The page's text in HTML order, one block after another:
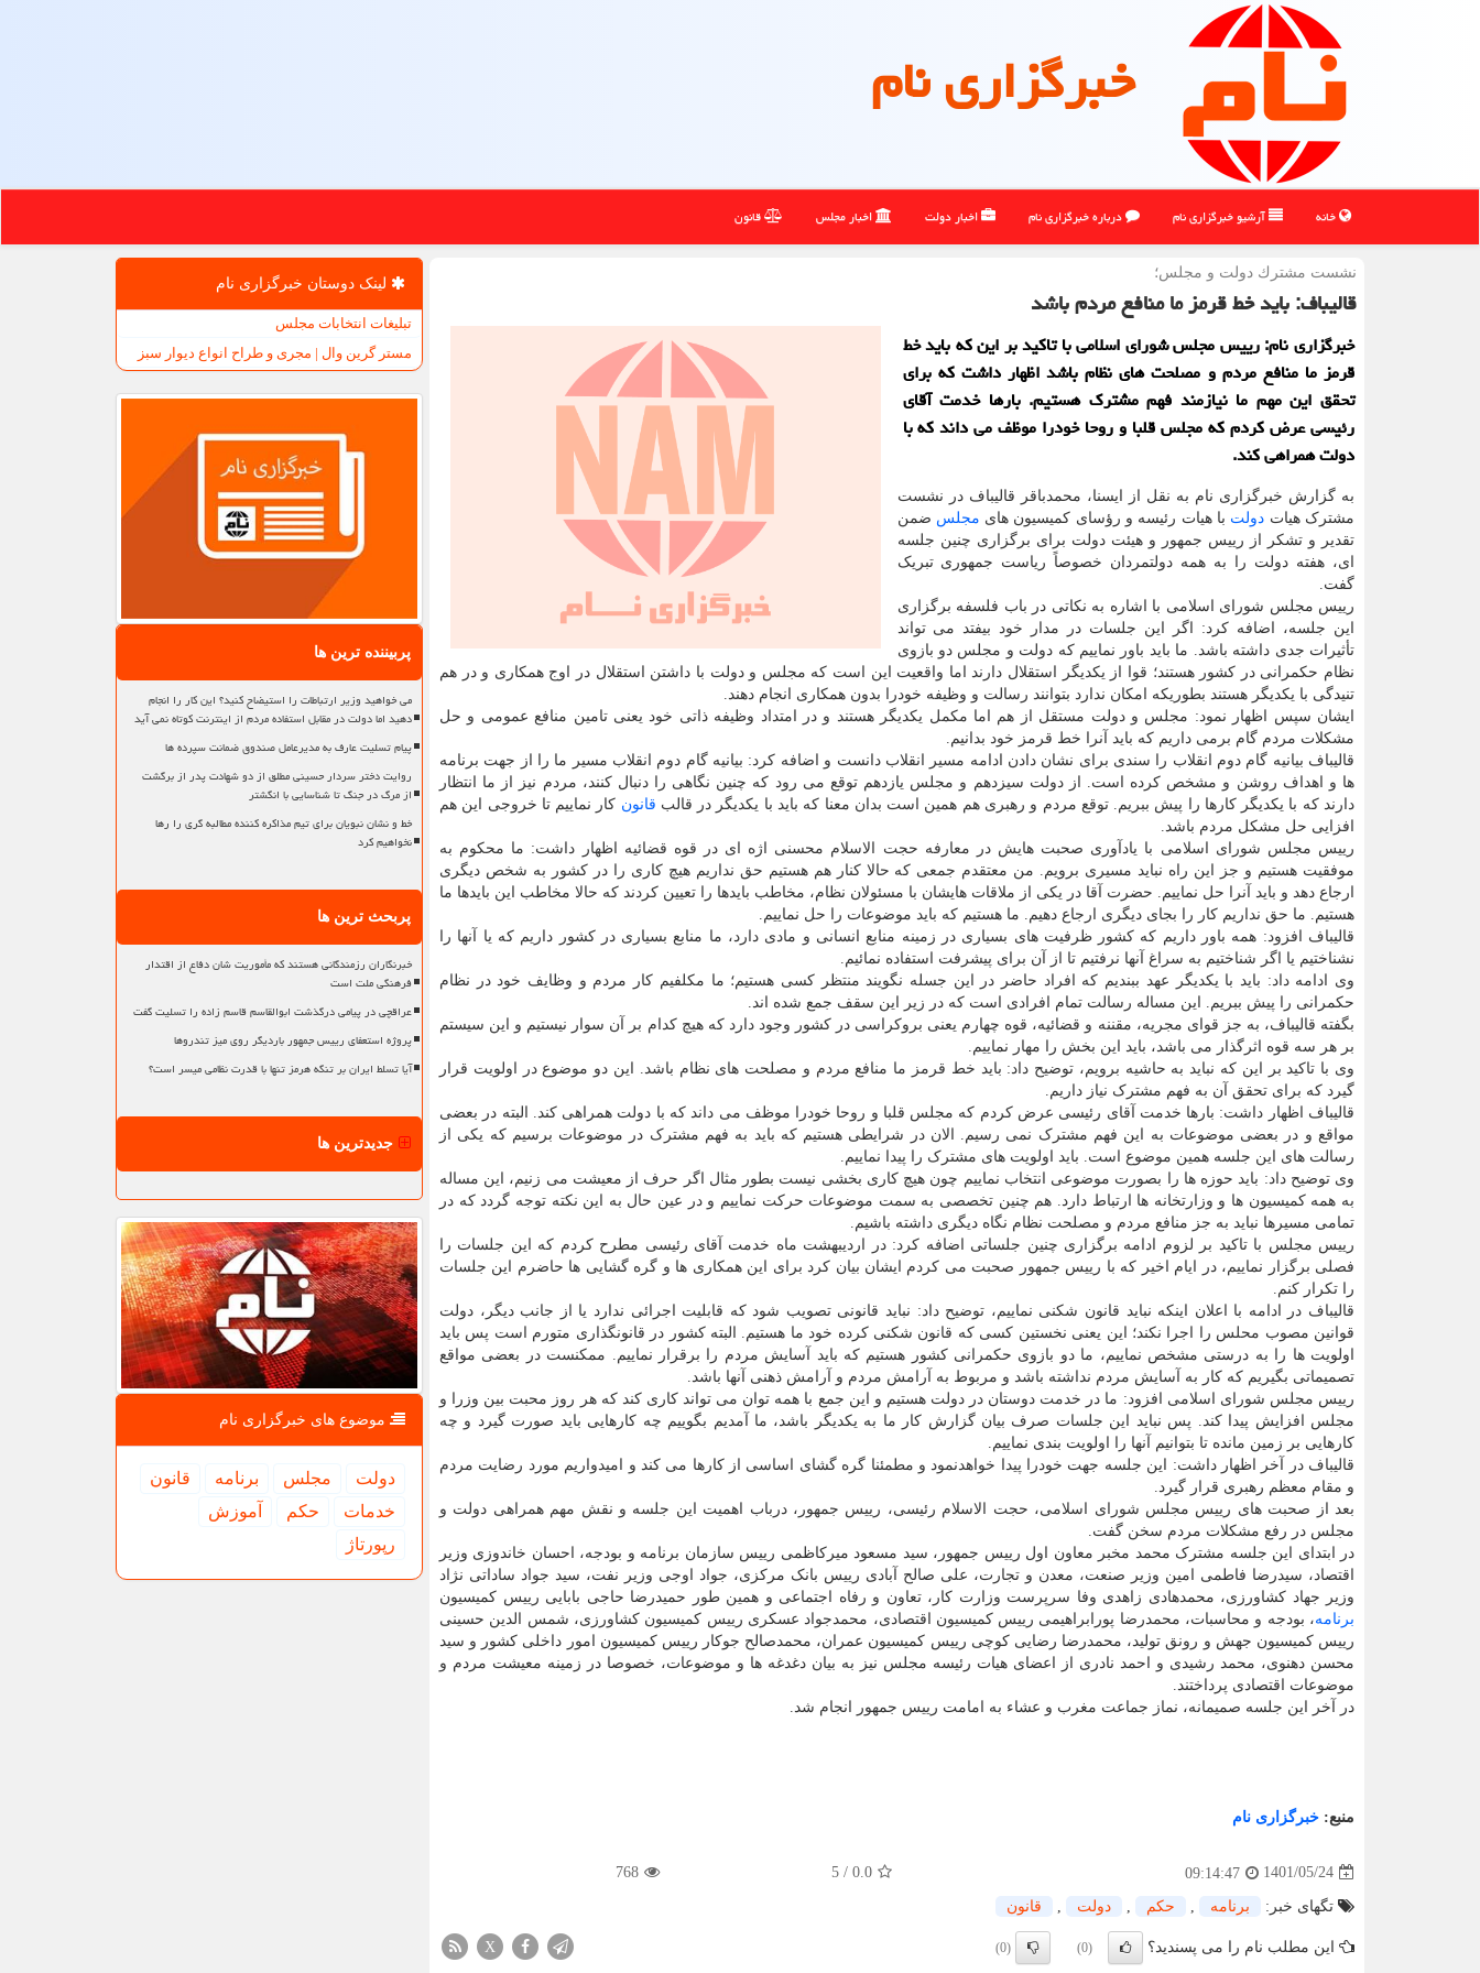
خبرگزاری نام
خانه آرشیو خبرگزاری نام درباره خبرگزاری نام اخبار دولت اخبار مجلس قانون
نشست مشترك دولت و مجلس؛
قالیباف: باید خط قرمز ما منافع مردم باشد
خبرگزاری نام: رییس مجلس شورای اسلامی با تاکید بر این که باید خط
قرمز ما منافع مردم و مصلحت های نظام باشد اظهار داشت که برای
تحقق این مهم ما نیازمند فهم مشترک هستیم. بارها خدمت آقای
رئیسی عرض کردم که مجلس قلبا و روحا خودرا موظف می داند که با
دولت همراهی کند.
به گزارش خبرگزاری نام به نقل از ایسنا، محمدباقر قالیباف در نشست
مشترک هیات دولت با هیات رئیسه و رؤسای کمیسیون های مجلس ضمن
تقدیر و تشکر از رییس جمهور و هیئت دولت برای برگزاری چنین جلسه
ای، هفته دولت را به همه دولتمردان خصوصاً ریاست جمهوری تبریک
گفت.
رییس مجلس شورای اسلامی با اشاره به نکاتی در باب فلسفه برگزاری
این جلسه، اضافه کرد: اگر این جلسات در مدار خود بیفتد می تواند
تأثیرات جدی داشته باشد. ما باید باور نماییم که دولت و مجلس دو بازوی
نظام حکمرانی در کشور هستند؛ قوا از یکدیگر استقلال دارند اما واقعیت این است که مجلس و دولت با داشتن استقلال در اوج همکاری و در هم
تنیدگی با یکدیگر هستند بطوریکه امکان ندارد بتوانند رسالت و وظیفه خودرا بدون همکاری انجام دهند.
ایشان سپس اظهار نمود: مجلس و دولت مستقل از هم اما مکمل یکدیگر هستند و در امتداد وظیفه ذاتی خود یعنی تامین منافع عمومی و حل
مشکلات مردم گام برمی داریم که باید آنرا خط قرمز خود بدانیم.
قالیباف بیانیه گام دوم انقلاب را سندی برای نشان دادن ادامه مسیر انقلاب دانست و اضافه کرد: بیانیه گام دوم انقلاب مسیر ما را از جهت برنامه
ها و اهداف روشن و مشخص کرده است. از دولت سیزدهم و مجلس یازدهم توقع می رود که چنین نگاهی را دنبال کنند، مردم نیز از ما انتظار
دارند که با یکدیگر کارها را پیش ببریم. توقع مردم و رهبری هم همین است بدان معنا که باید با یکدیگر در قالب قانون کار نماییم تا خروجی این هم
افزایی حل مشکل مردم باشد.
رییس مجلس شورای اسلامی با یادآوری صحبت هایش در معارفه حجت الاسلام محسنی اژه ای در قوه قضائیه اظهار داشت: ما محکوم به
موفقیت هستیم و جز این راه نباید مسیری برویم. من معتقدم جمعی که حالا کنار هم هستیم حق نداریم هیچ کاری را در کشور به شخص دیگری
ارجاع دهد و باید آنرا حل نماییم. حضرت آقا در یکی از ملاقات هایشان با مسئولان نظام، مخاطب بایدها را تعیین کردند که حالا مخاطب این بایدها ما
هستیم. ما حق نداریم کار را بجای دیگری ارجاع دهیم. ما هستیم که باید موضوعات را حل نماییم.
قالیباف افزود: همه باور داریم که کشور ظرفیت های بسیاری در زمینه منابع انسانی و مادی دارد، ما منابع بسیاری در کشور داریم که یا آنها را
نشناختیم یا اگر شناختیم به سراغ آنها نرفتیم تا از آن برای پیشرفت استفاده نمائیم.
وی ادامه داد: باید با یکدیگر عهد ببندیم که افراد حاضر در این جسله نگویند منتظر کسی هستیم؛ ما مکلفیم کار مردم و وظایف خود در نظام
حکمرانی را پیش ببریم. این مساله رسالت تمام افرادی است که در زیر این سقف جمع شده اند.
بگفته قالیباف، به جز قوای مجریه، مقننه و قضائیه، قوه چهارم یعنی بروکراسی در کشور وجود دارد که هیچ کدام بر آن سوار نیستیم و این سیستم
بر هر سه قوه اثرگذار می باشد، باید این بخش را مهار نماییم.
وی با تاکید بر این که نباید به حاشیه برویم، توضیح داد: باید خط قرمز ما منافع مردم و مصلحت های نظام باشد. این دو موضوع در اولویت قرار
گیرد که برای تحقق آن به فهم مشترک نیاز داریم.
قالیباف اظهار داشت: بارها خدمت آقای رئیسی عرض کردم که مجلس قلبا و روحا خودرا موظف می داند که با دولت همراهی کند. البته در بعضی
مواقع و در بعضی موضوعات به این فهم مشترک نمی رسیم. الان در شرایطی هستیم که باید به فهم مشترک در موضوعات برسیم که یکی از
رسالت های این جلسه همین موضوع است. باید اولویت های مشترک را پیدا نماییم.
وی توضیح داد: باید حوزه ها را بصورت موضوعی انتخاب نماییم چون هیچ کاری بخشی نیست بطور مثال اگر حرف از معیشت می زنیم، این مساله
به همه کمیسیون ها و وزارتخانه ها ارتباط دارد. هم چنین تخصصی به سمت موضوعات حرکت نماییم و در عین حال به این نکته توجه گردد که در
تمامی مسیرها نباید به جز منافع مردم و مصلحت نظام نگاه دیگری داشته باشیم.
رییس مجلس با تاکید بر لزوم ادامه برگزاری چنین جلساتی اضافه کرد: در اردیبهشت ماه خدمت آقای رئیسی مطرح کردم که این جلسات را
فصلی برگزار نماییم، در ایام اخیر که با رییس جمهور صحبت می کردم ایشان بیان کرد برای این همکاری ها و گره گشایی ها حاضرم این جلسات
را تکرار کنم.
قالیباف در ادامه با اعلان اینکه نباید قانون شکنی نماییم، توضیح داد: نباید قانونی تصویب شود که قابلیت اجرائی ندارد یا از جانب دیگر، دولت
قوانین مصوب محلس را اجرا نکند؛ این یعنی نخستین کسی که قانون شکنی کرده خود ما هستیم. البته کشور در قانونگذاری متورم است پس باید
اولویت ها را به درستی مشخص نماییم، ما دو بازوی حکمرانی کشور هستیم که باید آسایش مردم را برقرار نماییم. ممکنست در بعضی مواقع
تصمیماتی بگیریم که کار به آسایش مردم نداشته باشد و مربوط به آرامش مردم و آرامش ذهنی آنها باشد.
رییس مجلس شورای اسلامی افزود: ما در خدمت دوستان در دولت هستیم و این جمع با همه توان می تواند کاری کند که هر روز محبت بین وزرا و
مجلس افزایش پیدا کند. پس نباید این جلسات صرف بیان گزارش کار ما به یکدیگر باشد، ما آمدیم بگوییم چه کارهایی باید صورت گیرد و چه
کارهایی بر زمین مانده تا بتوانیم آنها را اولویت بندی نماییم.
قالیباف در آخر اظهار داشت: این جلسه جهت خودرا پیدا خواهدنمود و مطمئنا گره گشای اساسی از کارها می کند و امیدواریم مورد رضایت مردم
و مقام معظم رهبری قرار گیرد.
بعد از صحبت های رییس مجلس شورای اسلامی، حجت الاسلام رئیسی، رییس جمهور، درباب اهمیت این جلسه و نقش مهم همراهی دولت و
مجلس در رفع مشکلات مردم سخن گفت.
در ابتدای این جلسه مشترک محمد مخبر معاون اول رییس جمهور، سید مسعود میرکاظمی رییس سازمان برنامه و بودجه، احسان خاندوزی وزیر
اقتصاد، سیدرضا فاطمی امین وزیر صنعت، معدن و تجارت، علی صالح آبادی رییس بانک مرکزی، جواد اوجی وزیر نفت، سید جواد ساداتی نژاد
وزیر جهاد کشاورزی، محمدهادی زاهدی وفا سرپرست وزارت کار، تعاون و رفاه اجتماعی و همین طور حمیدرضا حاجی بابایی رییس کمیسیون
برنامه، بودجه و محاسبات، محمدرضا پورابراهیمی رییس کمیسیون اقتصادی، محمدجواد عسکری رییس کمیسیون کشاورزی، شمس الدین حسینی
رییس کمیسیون جهش و رونق تولید، محمدرضا رضایی کوچی رییس کمیسیون عمران، محمدصالح جوکار رییس کمیسیون امور داخلی کشور و سید
محسن دهنوی، محمد رشیدی و احمد نادری از اعضای هیات رئیسه مجلس نیز به بیان دغدغه ها و موضوعات، خصوصا در زمینه معیشت مردم و
موضوعات اقتصادی پرداختند.
در آخر این جلسه صمیمانه، نماز جماعت مغرب و عشاء به امامت رییس جمهور انجام شد.
منبع: خبرگزاری نام
1401/05/24
09:14:47
0.0
/
5
768
تگهای خبر: برنامه حكم دولت قانون
این مطلب نام را می پسندید؟ (0)
(0)
X
لینک دوستان خبرگزاری نام
تبلیغات انتخابات مجلس
مستر گرین وال | مجری و طراح انواع دیوار سبز
پربیننده ترین ها
می خواهید وزیر ارتباطات را استیضاح کنید؟ این کار را انجام
دهید اما دولت در مقابل استفاده مردم از اینترنت کوتاه نمی آید
پیام تسلیت عارف به مدیرعامل صندوق ضمانت سپرده ها
روایت دختر سردار حسینی مطلق از دو شهادت پدر از برگشت
از مرگ در جنگ تا شناسایی با انگشتر
خط و نشان نبویان برای تیم مذاکره کننده مطالبه گری را رها
نخواهیم کرد
پربحث ترین ها
خبرنگاران رزمندگانی هستند که مأموریت شان دفاع از اقتدار
فرهنگی ملت است
عراقچی در پیامی درگذشت ابوالقاسم قاسم زاده را تسلیت گفت
پروژه استعفای رییس جمهور باردیگر روی میز تندروها
آیا تسلط ایران بر تنگه هرمز تنها با قدرت نظامی میسر است؟
جدیدترین ها
موضوع های خبرگزاری نام
دولت مجلس برنامه
قانون
خدمات
حكم
آموزش
رپورتاژ